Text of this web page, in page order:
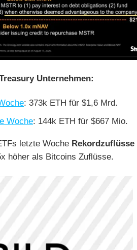
Unternehmen:
: 373k ETH für $1,6 Mrd.
Woche: 144k ETH für $667 Mio.
letzte Woche Rekordzuflüsse
höher als Bitcoins Zuflüsse.